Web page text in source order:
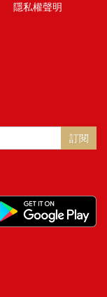
隱私權聲明
訂閱